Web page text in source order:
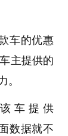
车的优惠
主提供的
。
车提供
数据就不